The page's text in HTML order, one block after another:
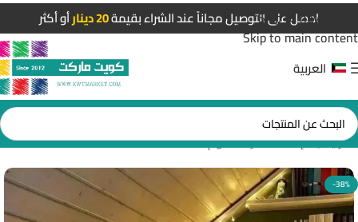
Skip to navigation
Skip to main content
احصل على التوصيل مجاناً عند الشراء بقيمة20 دينار أو أكثر
العربية
الرئيسية/إضاءات غرف النوم
-38%